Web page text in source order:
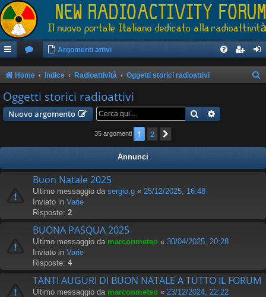
Argomenti attivi
Home Indice Radioattività Oggetti storici radioattivi
Oggetti storici radioattivi
Nuovo argomento Cerca
35 argomenti 1 2
Annunci
Buon Natale 2025
Ultimo messaggio da sergio.g « 25/12/2025, 16:48
Inviato in Varie
Risposte: 2
BUONA PASQUA 2025
Ultimo messaggio da marconmeteo « 30/04/2025, 20:28
Inviato in Varie
Risposte: 4
TANTI AUGURI DI BUON NATALE A TUTTO IL FORUM
Ultimo messaggio da marconmeteo « 23/12/2024, 22:22